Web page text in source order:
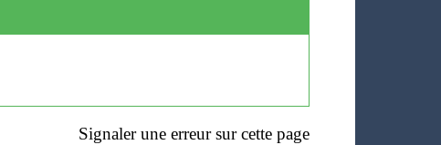
Signaler une erreur sur cette page